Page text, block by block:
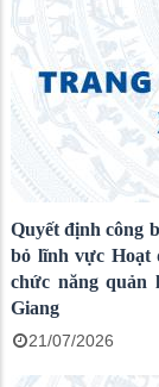
Quyết định công
bỏ lĩnh vực Hoạt
chức năng quản
Giang
21/07/2026